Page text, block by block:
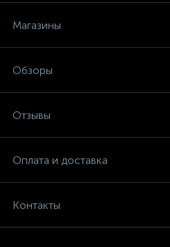
Магазины
Обзоры
Отзывы
Оплата и доставка
Контакты